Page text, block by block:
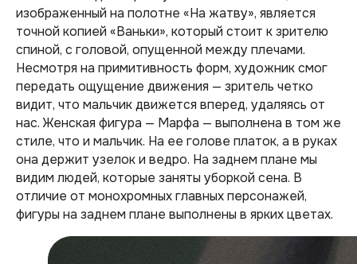
изображенный на полотне «На жатву», является
точной копией «Ваньки», который стоит к зрителю
спиной, с головой, опущенной между плечами.
Несмотря на примитивность форм, художник смог
передать ощущение движения — зритель четко
видит, что мальчик движется вперед, удаляясь от
нас. Женская фигура — Марфа — выполнена в том же
стиле, что и мальчик. На ее голове платок, а в руках
она держит узелок и ведро. На заднем плане мы
видим людей, которые заняты уборкой сена. В
отличие от монохромных главных персонажей,
фигуры на заднем плане выполнены в ярких цветах.